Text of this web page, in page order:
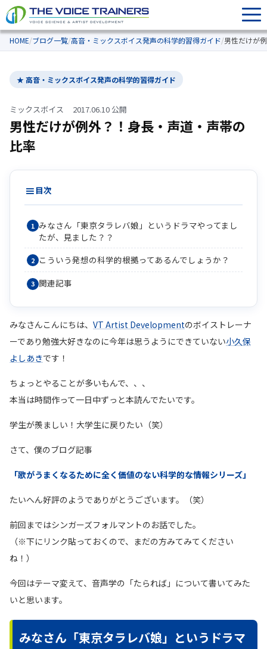
HOME/ブログ一覧/高音・ミックスボイス発声の科学的習得ガイド/男性だけが
★ 高音・ミックスボイス発声の科学的習得ガイド
ミックスボイス 2017.06.10 公開
男性だけが例外？！身長・声道・声帯の
比率
目次
みなさん「東京タラレバ娘」というドラマやってまし
たが、見ました？？
こういう発想の科学的根拠ってあるんでしょうか？
関連記事
みなさんこんにちは、 VT Artist Developmentのボイストレーナ
ーであり勉強大好きなのに今年は思うようにできていない小久保
よしあきです！
ちょっとやることが多いもんで、、、
本当は時間作って一日中ずっと本読んでたいです。
学生が羨ましい！大学生に戻りたい（笑）
さて、僕のブログ記事
「歌がうまくなるために全く価値のない科学的な情報シリーズ」
たいへん好評のようでありがとうございます。（笑）
前回まではシンガーズフォルマントのお話でした。
（※下にリンク貼っておくので、まだの方みてみてください
ね！）
今回はテーマ変えて、音声学の「たられば」について書いてみた
いと思います。
みなさん「東京タラレバ娘」というドラマ